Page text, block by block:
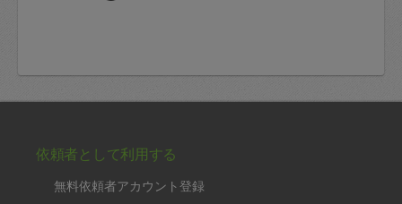
依頼者として利用する
無料依頼者アカウント登録